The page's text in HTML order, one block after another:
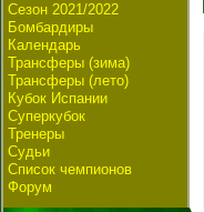
Сезон 2021/2022
Бомбардиры
Календарь
Трансферы (зима)
Трансферы (лето)
Кубок Испании
Суперкубок
Тренеры
Судьи
Список чемпионов
Форум